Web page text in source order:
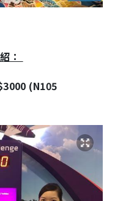
：
(N105